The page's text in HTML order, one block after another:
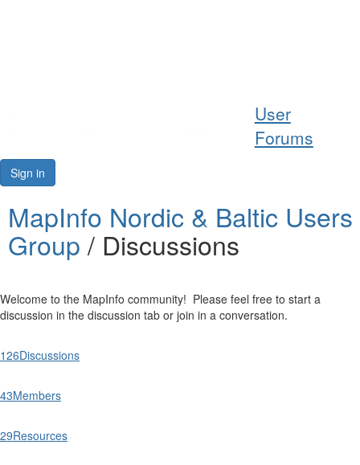
Resources
User
Forums
Sign in
MapInfo Nordic & Baltic Users
Group / Discussions
Welcome to the MapInfo community! Please feel free to start a
discussion in the discussion tab or join in a conversation.
126Discussions
43Members
29Resources